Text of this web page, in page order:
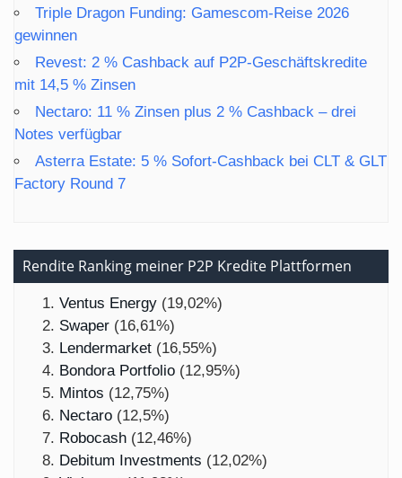
Triple Dragon Funding: Gamescom-Reise 2026
gewinnen
Revest: 2 % Cashback auf P2P-Geschäftskredite
mit 14,5 % Zinsen
Nectaro: 11 % Zinsen plus 2 % Cashback – drei
Notes verfügbar
Asterra Estate: 5 % Sofort-Cashback bei CLT & GLT
Factory Round 7
Rendite Ranking meiner P2P Kredite Plattformen
Ventus Energy (19,02%)
Swaper (16,61%)
Lendermarket (16,55%)
Bondora Portfolio (12,95%)
Mintos (12,75%)
Nectaro (12,5%)
Robocash (12,46%)
Debitum Investments (12,02%)